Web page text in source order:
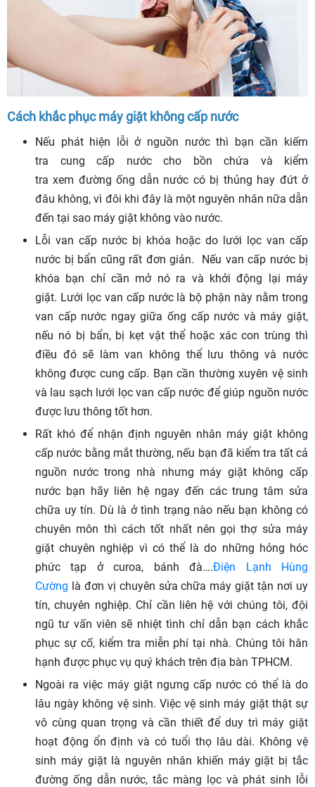
Cách khắc phục máy giặt không cấp nước
Nếu phát hiện lỗi ở nguồn nước thì bạn cần kiếm
tra cung cấp nước cho bồn chứa và kiểm
tra xem đường ống dẫn nước có bị thủng hay đứt ở
đâu không, vì đôi khi đây là một nguyên nhân nữa dẫn
đến tại sao máy giặt không vào nước.
Lỗi van cấp nước bị khóa hoặc do lưới lọc van cấp
nước bị bẩn cũng rất đơn giản. Nếu van cấp nước bị
khóa bạn chỉ cần mở nó ra và khởi động lại máy
giặt. Lưới lọc van cấp nước là bộ phận này nằm trong
van cấp nước ngay giữa ống cấp nước và máy giặt,
nếu nó bị bẩn, bị kẹt vật thể hoặc xác con trùng thì
điều đó sẽ làm van không thể lưu thông và nước
không được cung cấp. Bạn cần thường xuyên vệ sinh
và lau sạch lưới lọc van cấp nước để giúp nguồn nước
được lưu thông tốt hơn.
Rất khó để nhận định nguyên nhân máy giặt không
cấp nước bằng mắt thường, nếu bạn đã kiểm tra tất cả
nguồn nước trong nhà nhưng máy giặt không cấp
nước bạn hãy liên hệ ngay đến các trung tâm sửa
chữa uy tín. Dù là ở tình trạng nào nếu bạn không có
chuyên môn thì cách tốt nhất nên gọi thợ sửa máy
giặt chuyên nghiệp vì có thể là do những hỏng hóc
phức tạp ở curoa, bánh đà….Điện Lạnh Hùng
Cường là đơn vị chuyên sửa chữa máy giặt tận nơi uy
tín, chuyên nghiệp. Chỉ cần liên hệ với chúng tôi, đội
ngũ tư vấn viên sẽ nhiệt tình chỉ dẫn bạn cách khắc
phục sự cố, kiểm tra miễn phí tại nhà. Chúng tôi hân
hạnh được phục vụ quý khách trên địa bàn TPHCM.
Ngoài ra việc máy giặt ngưng cấp nước có thể là do
lâu ngày không vệ sinh. Việc vệ sinh máy giặt thật sự
vô cùng quan trọng và cần thiết để duy trì máy giặt
hoạt động ổn định và có tuổi thọ lâu dài. Không vệ
sinh máy giặt là nguyên nhân khiến máy giặt bị tắc
đường ống dẫn nước, tắc màng lọc và phát sinh lỗi